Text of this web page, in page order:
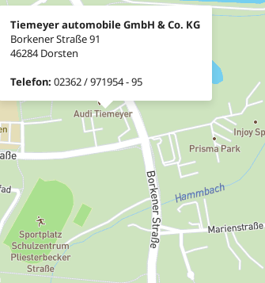
Tiemeyer automobile GmbH & Co. KG
Borkener Straße 91
46284 Dorsten
Telefon: 02362 / 971954 - 95